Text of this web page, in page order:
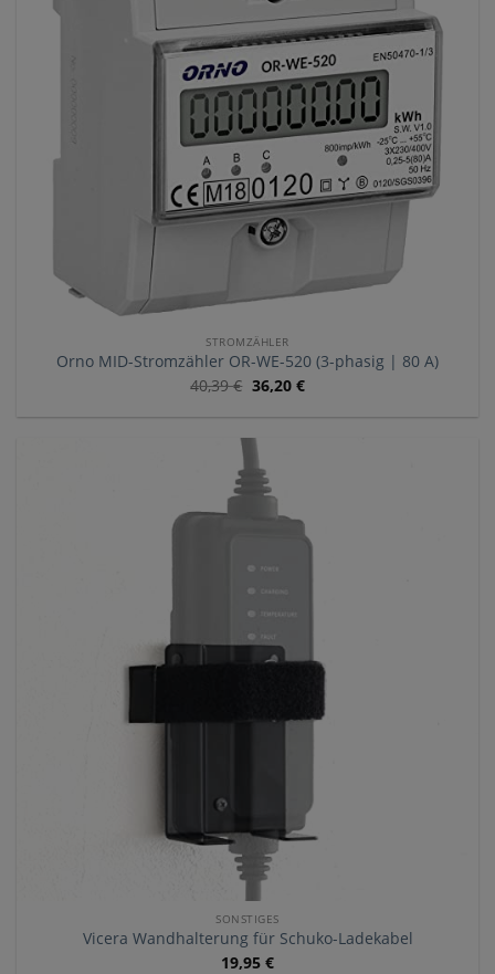
STROMZÄHLER
Orno MID-Stromzähler OR-WE-520 (3-phasig | 80 A)
40,39€ 36,20 €
SONSTIGES
Vicera Wandhalterung für Schuko-Ladekabel
19,95 €